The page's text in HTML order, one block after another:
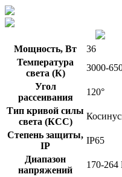
Мощность, Вт
36
Температура
света (К)
3000-
Угол
рассеивания
120°
Тип кривой силы
света (КСС)
Степень защиты,
IP
IP65
Диапазон
напряжений
170-264